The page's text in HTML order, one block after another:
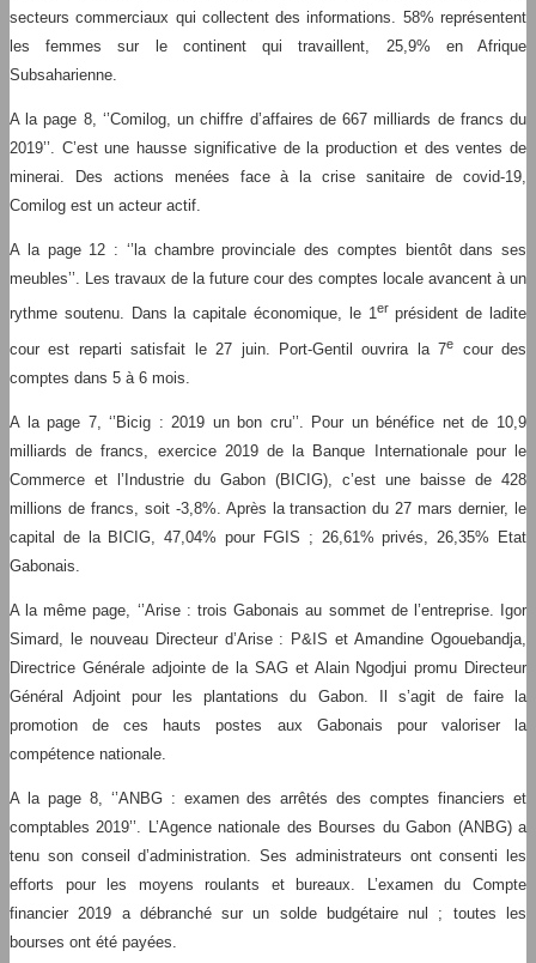
secteurs commerciaux qui collectent des informations. 58% représentent
les femmes sur le continent qui travaillent, 25,9% en Afrique
Subsaharienne.
A la page 8, ‘’Comilog, un chiffre d’affaires de 667 milliards de francs du
2019’’. C’est une hausse significative de la production et des ventes de
minerai. Des actions menées face à la crise sanitaire de covid-19,
Comilog est un acteur actif.
A la page 12 : ‘’la chambre provinciale des comptes bientôt dans ses
meubles’’. Les travaux de la future cour des comptes locale avancent à un
rythme soutenu. Dans la capitale économique, le 1er président de ladite
cour est reparti satisfait le 27 juin. Port-Gentil ouvrira la 7e
cour des
comptes dans 5 à 6 mois.
A la page 7, ‘’Bicig : 2019 un bon cru’’. Pour un bénéfice net de 10,9
milliards de francs, exercice 2019 de la Banque Internationale pour le
Commerce et l’Industrie du Gabon (BICIG), c’est une baisse de 428
millions de francs, soit -3,8%. Après la transaction du 27 mars dernier, le
capital de la BICIG, 47,04% pour FGIS ; 26,61% privés, 26,35% Etat
Gabonais.
A la même page, ‘’Arise : trois Gabonais au sommet de l’entreprise. Igor
Simard, le nouveau Directeur d’Arise : P&IS et Amandine Ogouebandja,
Directrice Générale adjointe de la SAG et Alain Ngodjui promu Directeur
Général Adjoint pour les plantations du Gabon. Il s’agit de faire la
promotion de ces hauts postes aux Gabonais pour valoriser la
compétence nationale.
A la page 8, ‘’ANBG : examen des arrêtés des comptes financiers et
comptables 2019’’. L’Agence nationale des Bourses du Gabon (ANBG) a
tenu son conseil d’administration. Ses administrateurs ont consenti les
efforts pour les moyens roulants et bureaux. L’examen du Compte
financier 2019 a débranché sur un solde budgétaire nul ; toutes les
bourses ont été payées.